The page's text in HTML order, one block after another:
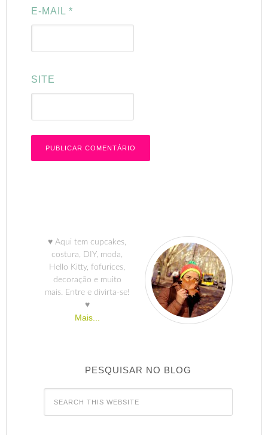
E-MAIL*
SITE
♥ Aqui tem cupcakes,
costura, DIY, moda,
Hello Kitty, fofurices,
decoração e muito
mais. Entre e divirta-se!
♥
Mais...
PESQUISAR NO BLOG